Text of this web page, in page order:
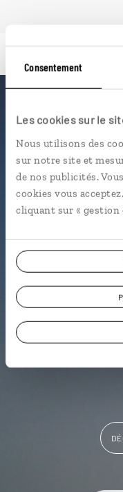
Consentement
Les cookies sur le
Nous utilisons des
sur notre site et
de nos publicités.
cookies vous
cliquant sur « gestion
l'appli qui
Emirats
en 1 clic
Notre
Dubaï
L'album